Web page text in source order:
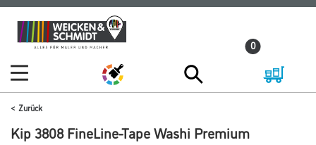
Zum
Inhalt
Zum
Navigationsmenü
0
Zurück
Kip 3808 FineLine-Tape Washi Premium